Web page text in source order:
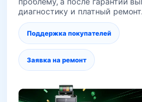
диагностику и платный ремонт.
Поддержка покупателей
Заявка на ремонт